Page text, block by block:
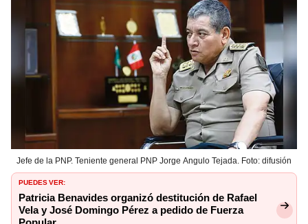
Jefe de la PNP. Teniente general PNP Jorge Angulo Tejada. Foto: difusión
PUEDES VER:
Patricia Benavides organizó destitución de Rafael
Vela y José Domingo Pérez a pedido de Fuerza